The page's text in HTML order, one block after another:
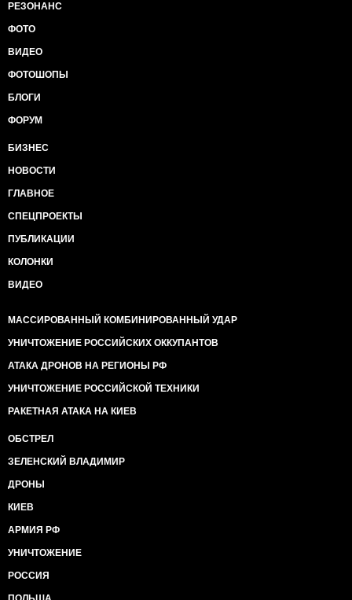
РЕЗОНАНС
ФОТО
ВИДЕО
ФОТОШОПЫ
БЛОГИ
ФОРУМ
БИЗНЕС
НОВОСТИ
ГЛАВНОЕ
СПЕЦПРОЕКТЫ
ПУБЛИКАЦИИ
КОЛОНКИ
ВИДЕО
МАССИРОВАННЫЙ КОМБИНИРОВАННЫЙ УДАР
УНИЧТОЖЕНИЕ РОССИЙСКИХ ОККУПАНТОВ
АТАКА ДРОНОВ НА РЕГИОНЫ РФ
УНИЧТОЖЕНИЕ РОССИЙСКОЙ ТЕХНИКИ
РАКЕТНАЯ АТАКА НА КИЕВ
ОБСТРЕЛ
ЗЕЛЕНСКИЙ ВЛАДИМИР
ДРОНЫ
КИЕВ
АРМИЯ РФ
УНИЧТОЖЕНИЕ
РОССИЯ